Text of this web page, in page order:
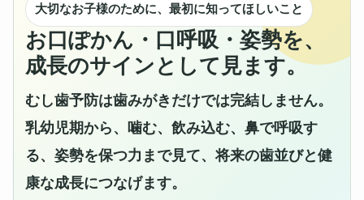
大切なお子様のために、最初に知ってほしいこと
お口ぽかん・口呼吸・姿勢を、
成長のサインとして見ます。
むし歯予防は歯みがきだけでは完結しません。
乳幼児期から、噛む、飲み込む、鼻で呼吸す
る、姿勢を保つ力まで見て、将来の歯並びと健
康な成長につなげます。